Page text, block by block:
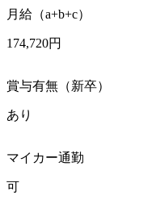
月給（a+b+c）
174,720円
賞与有無（新卒）
あり
マイカー通勤
可